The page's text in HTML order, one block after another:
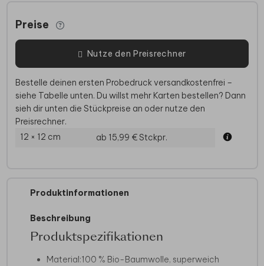
Preise
Nutze den Preisrechner
Bestelle deinen ersten Probedruck versandkostenfrei –
siehe Tabelle unten. Du willst mehr Karten bestellen? Dann
sieh dir unten die Stückpreise an oder nutze den
Preisrechner.
12 × 12 cm
ab 15,99 €Stckpr.
Produktinformationen
Beschreibung
Produktspezifikationen
Material:100 % Bio-Baumwolle, superweich